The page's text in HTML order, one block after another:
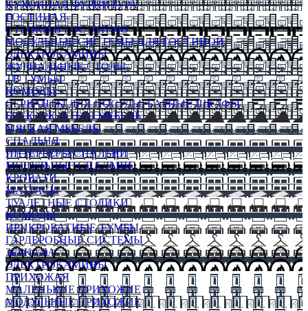
КУХОННАЯ ФУРНИТУРА
ГОСТИНАЯ
СТЕНКИ В ГОСТИНУЮ
МОДУЛЬНЫЕ СИСТЕМЫ ДЛЯ ГОСТИНОЙ
ЭЛЕКТРОКАМИНЫ
ЖУРНАЛЬНЫЕ СТОЛЫ
ТВ ТУМБЫ
КОМОДЫ
СЕРВАНТЫ ДЛЯ ПОСУДЫ, БАРНЫЕ ШКАФЫ
БЕСКАРКАСНАЯ МЕБЕЛЬ
МЯГКАЯ МЕБЕЛЬ
СПАЛЬНЯ
ИНТЕРЬЕРЫ СПАЛЬНИ
МОДУЛЬНЫЕ СПАЛЬНИ
КРОВАТИ
МАТРАСЫ
ТУАЛЕТНЫЕ СТОЛИКИ
КОМОДЫ
ПРИКРОВАТНЫЕ ТУМБЫ
ГАРДЕРОБНЫЕ СИСТЕМЫ
ЗЕРКАЛА
ЭЛЕКТРОКАМИНЫ
ПРИХОЖАЯ
МАЛЕНЬКИЕ ПРИХОЖИЕ
МОДУЛЬНЫЕ ПРИХОЖИЕ